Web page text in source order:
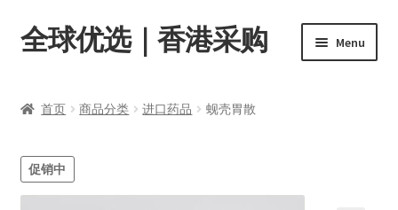
Skip
to
Skip
to
全球优选｜香港采购 Menu
店内资讯
首页 商品分类 进口药品 蚬壳胃散
促销中